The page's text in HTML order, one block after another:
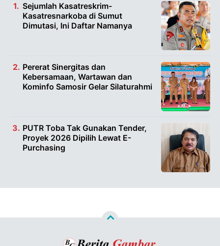
Sejumlah Kasatreskrim-
Kasatresnarkoba di Sumut
Dimutasi, Ini Daftar Namanya
Pererat Sinergitas dan
Kebersamaan, Wartawan dan
Kominfo Samosir Gelar Silaturahmi
PUTR Toba Tak Gunakan Tender,
Proyek 2026 Dipilih Lewat E-
Purchasing